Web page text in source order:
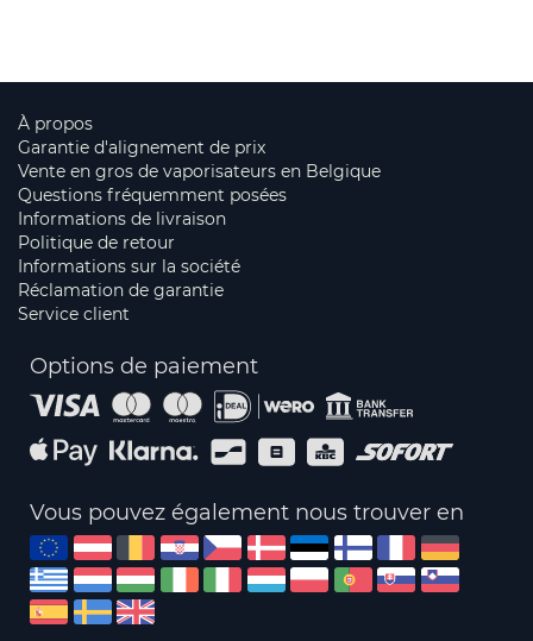
À propos
Garantie d'alignement de prix
Vente en gros de vaporisateurs en Belgique
Questions fréquemment posées
Informations de livraison
Politique de retour
Informations sur la société
Réclamation de garantie
Service client
Options de paiement
Vous pouvez également nous trouver en